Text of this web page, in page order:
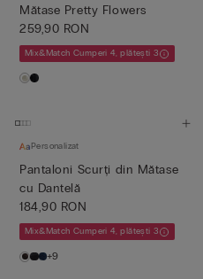
Mătase Pretty Flowers
259,90 RON
Mix&Match Cumperi 4, plătești 3
Personalizat
Pantaloni Scurți din Mătase
cu Dantelă
184,90 RON
Mix&Match Cumperi 4, plătești 3
+9